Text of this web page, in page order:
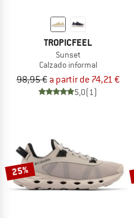
TROPICFEEL
Sunset
Calzado informal
98,95 € a partir de 74,21 €
5,0(1)
25%